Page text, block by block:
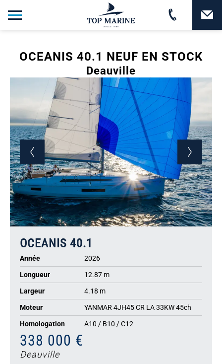
OCEANIS 40.1 NEUF EN STOCK
Deauville
OCEANIS 40.1
Année 2026
Longueur 12.87 m
Largeur 4.18 m
Moteur YANMAR 4JH45 CR LA 33KW 45ch
Homologation A10 / B10 / C12
338 000 €
Deauville